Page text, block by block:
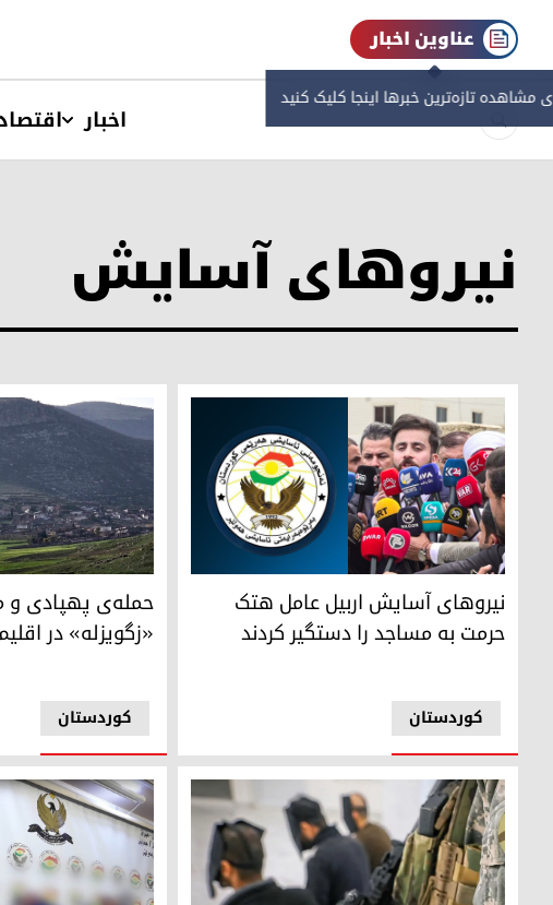
عناوین اخبار
مشاهده‌ تازه‌ترین خبرها اینجا کلیک کنید
اخبار
نیروهای آسایش
نیروهای آسایش اربیل عامل هتک حرمت به مساجد را دستگیر کردند
کوردستان
نیروهای آسایش اربیل عامل هتک
حرمت به مساجد را دستگیر کردند
روستای زرگویزله از
کوردستان
حمله‌ی پهپادی
«زگویزله» در